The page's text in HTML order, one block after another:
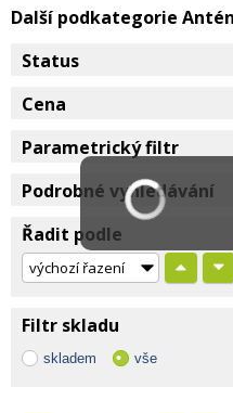
Další podkategorie
Status
Cena
Parametrický filtr
Podrobné vyhledávání
Řadit podle
Filtr skladu
skladem vše